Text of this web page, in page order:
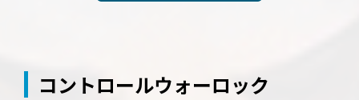
コントロールウォーロック